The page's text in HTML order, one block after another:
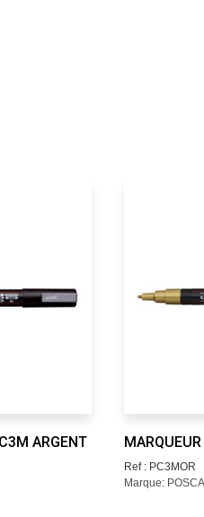
ARGENT
Ref : PC3MOR
Marque: POSCA